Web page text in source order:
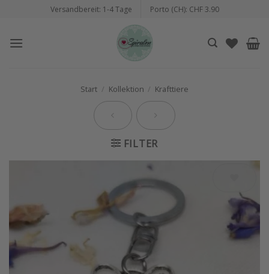
springen
Versandbereit: 1-4 Tage Porto (CH): CHF 3.90
Start / Kollektion / Krafttiere
FILTER
Auf die
Wunschliste